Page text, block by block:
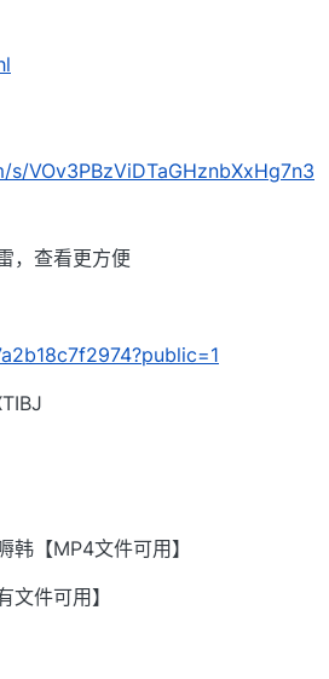
VOv3PBzViDTaGHznbXxHg7n3
，查看更方便
韩【MP4文件可用】
文件可用】